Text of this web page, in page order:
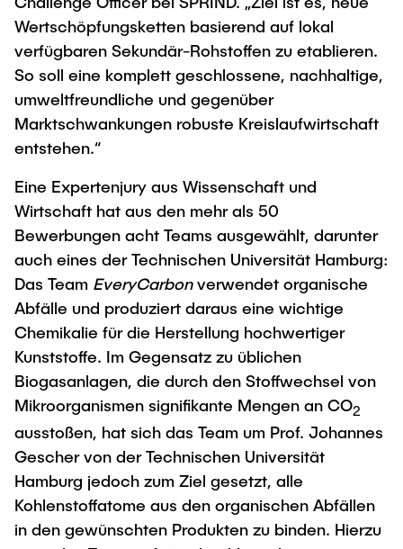
Wertschöpfungsketten basierend auf lokal
verfügbaren Sekundär-Rohstoffen zu etablieren.
So soll eine komplett geschlossene, nachhaltige,
umweltfreundliche und gegenüber
Marktschwankungen robuste Kreislaufwirtschaft
entstehen.“
Eine Expertenjury aus Wissenschaft und
Wirtschaft hat aus den mehr als 50
Bewerbungen acht Teams ausgewählt, darunter
auch eines der Technischen Universität Hamburg:
Das Team EveryCarbonverwendet organische
Abfälle und produziert daraus eine wichtige
Chemikalie für die Herstellung hochwertiger
Kunststoffe. Im Gegensatz zu üblichen
Biogasanlagen, die durch den Stoffwechsel von
Mikroorganismen signifikante Mengen an CO2
ausstoßen, hat sich das Team um Prof. Johannes
Gescher von der Technischen Universität
Hamburg jedoch zum Ziel gesetzt, alle
Kohlenstoffatome aus den organischen Abfällen
in den gewünschten Produkten zu binden. Hierzu